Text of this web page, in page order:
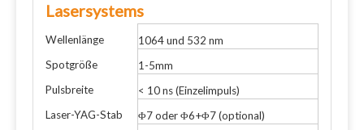
Lasersystems
Wellenlänge
1064 und 532 nm
Spotgröße
1-5mm
Pulsbreite
< 10 ns (Einzelimpuls)
Laser-YAG-Stab
Φ7 oder Φ6+Φ7 (optional)